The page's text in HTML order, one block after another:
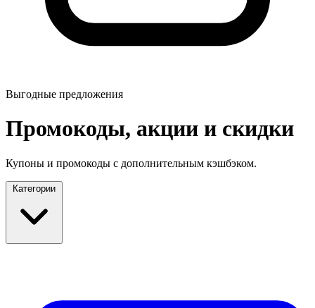
Выгодные предложения
Промокоды, акции и скидки
Купоны и промокоды с дополнительным кэшбэком.
Категории